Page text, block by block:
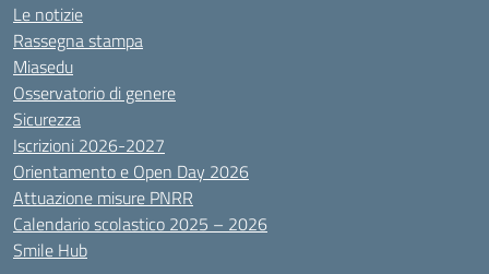
Le notizie
Rassegna stampa
Miasedu
Osservatorio di genere
Sicurezza
Iscrizioni 2026-2027
Orientamento e Open Day 2026
Attuazione misure PNRR
Calendario scolastico 2025 – 2026
Smile Hub